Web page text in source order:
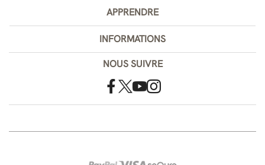
APPRENDRE
INFORMATIONS
NOUS SUIVRE